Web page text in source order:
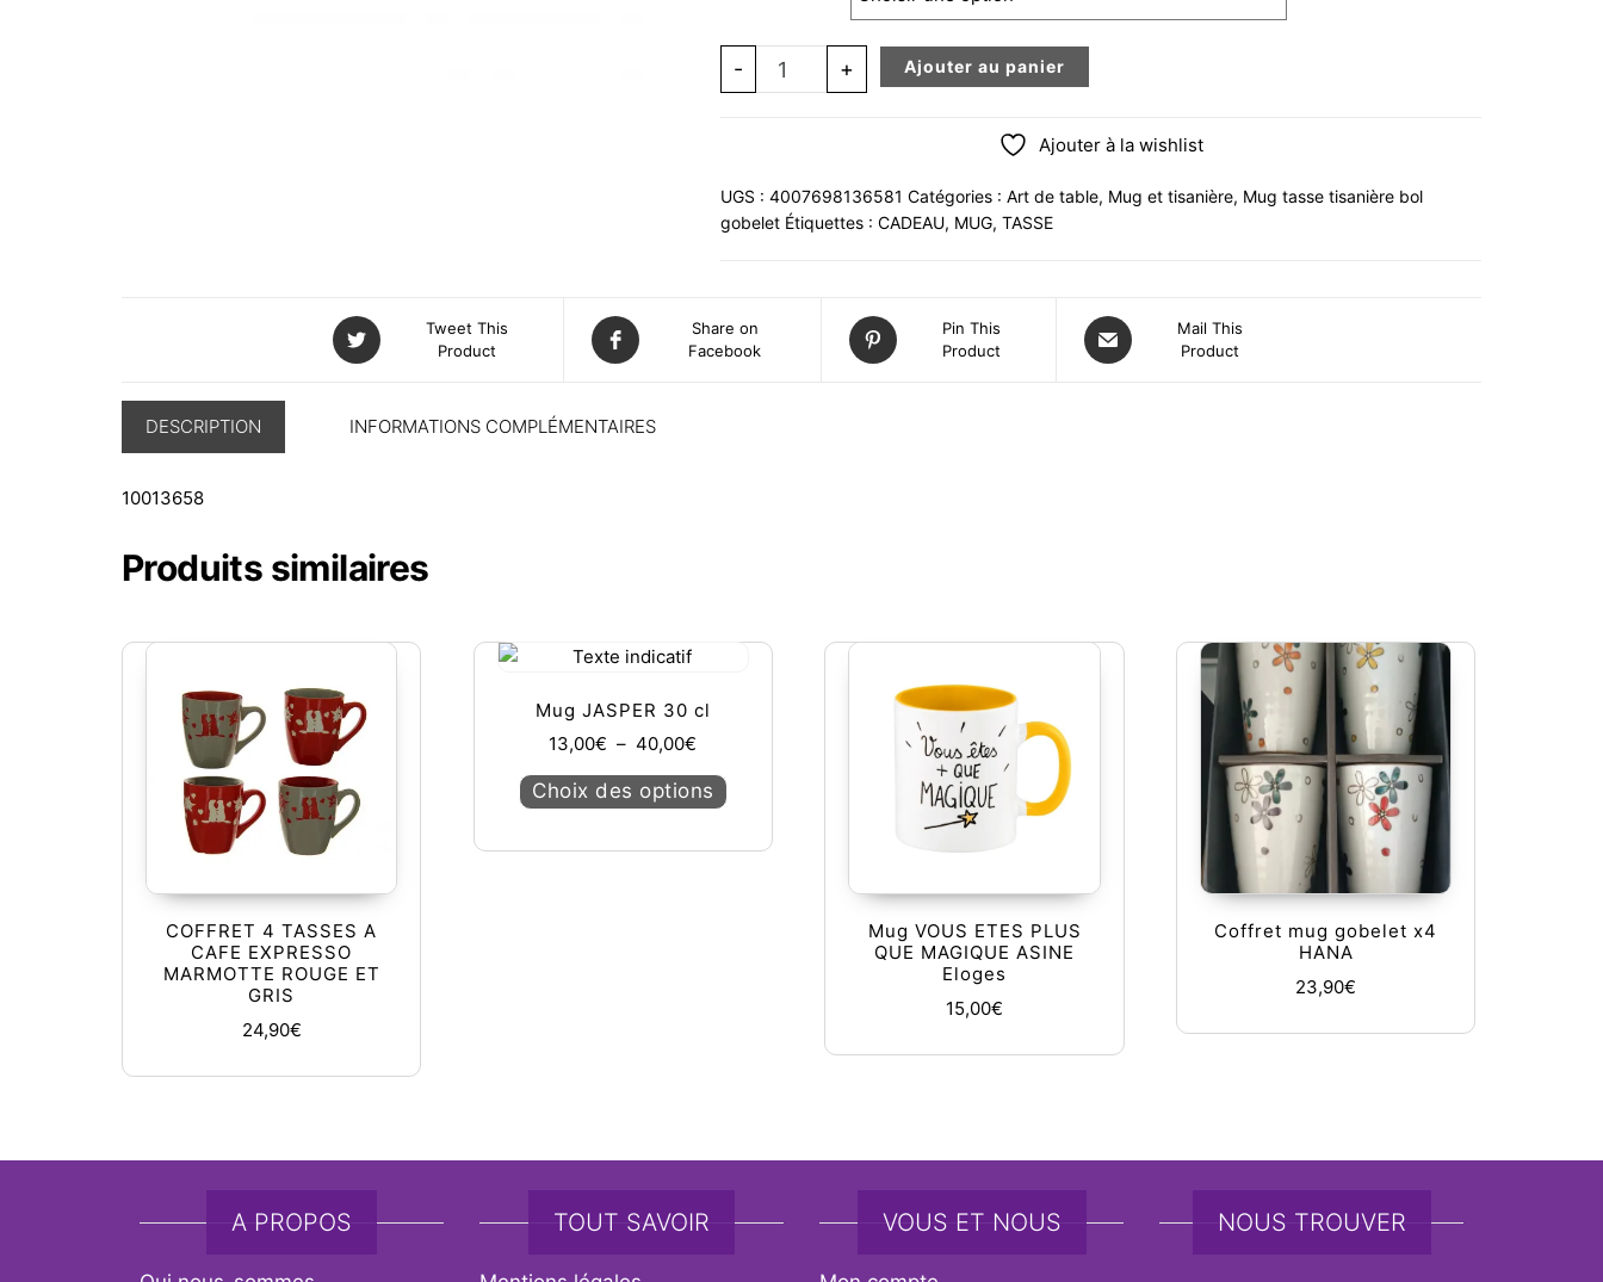
- quantité de Mug retro géometrie noir blanc en porcelaine 4-ASS. 10 CM
+ Ajouter au panier
Ajouter à la wishlist
UGS : 4007698136581 Catégories : Art de table, Mug et tisanière, Mug tasse tisanière bol
gobelet Étiquettes : CADEAU, MUG, TASSE
Tweet This
Product
Share on
Facebook
Pin This
Product
Mail This
Product
DESCRIPTION INFORMATIONS COMPLÉMENTAIRES
10013658
Produits similaires
COFFRET 4 TASSES A
CAFE EXPRESSO
MARMOTTE ROUGE ET
GRIS
24,90€
Mug JASPER 30 cl
13,00€ – 40,00€ Plage de prix : 13,00€ à 40,00€
Choix des options Ce produit a plusieurs variations. Les options peuvent être choisies sur la page du produit
Mug VOUS ETES PLUS
QUE MAGIQUE ASINE
Eloges
15,00€
Coffret mug gobelet x4
HANA
23,90€
A PROPOS TOUT SAVOIR VOUS ET NOUS NOUS TROUVER